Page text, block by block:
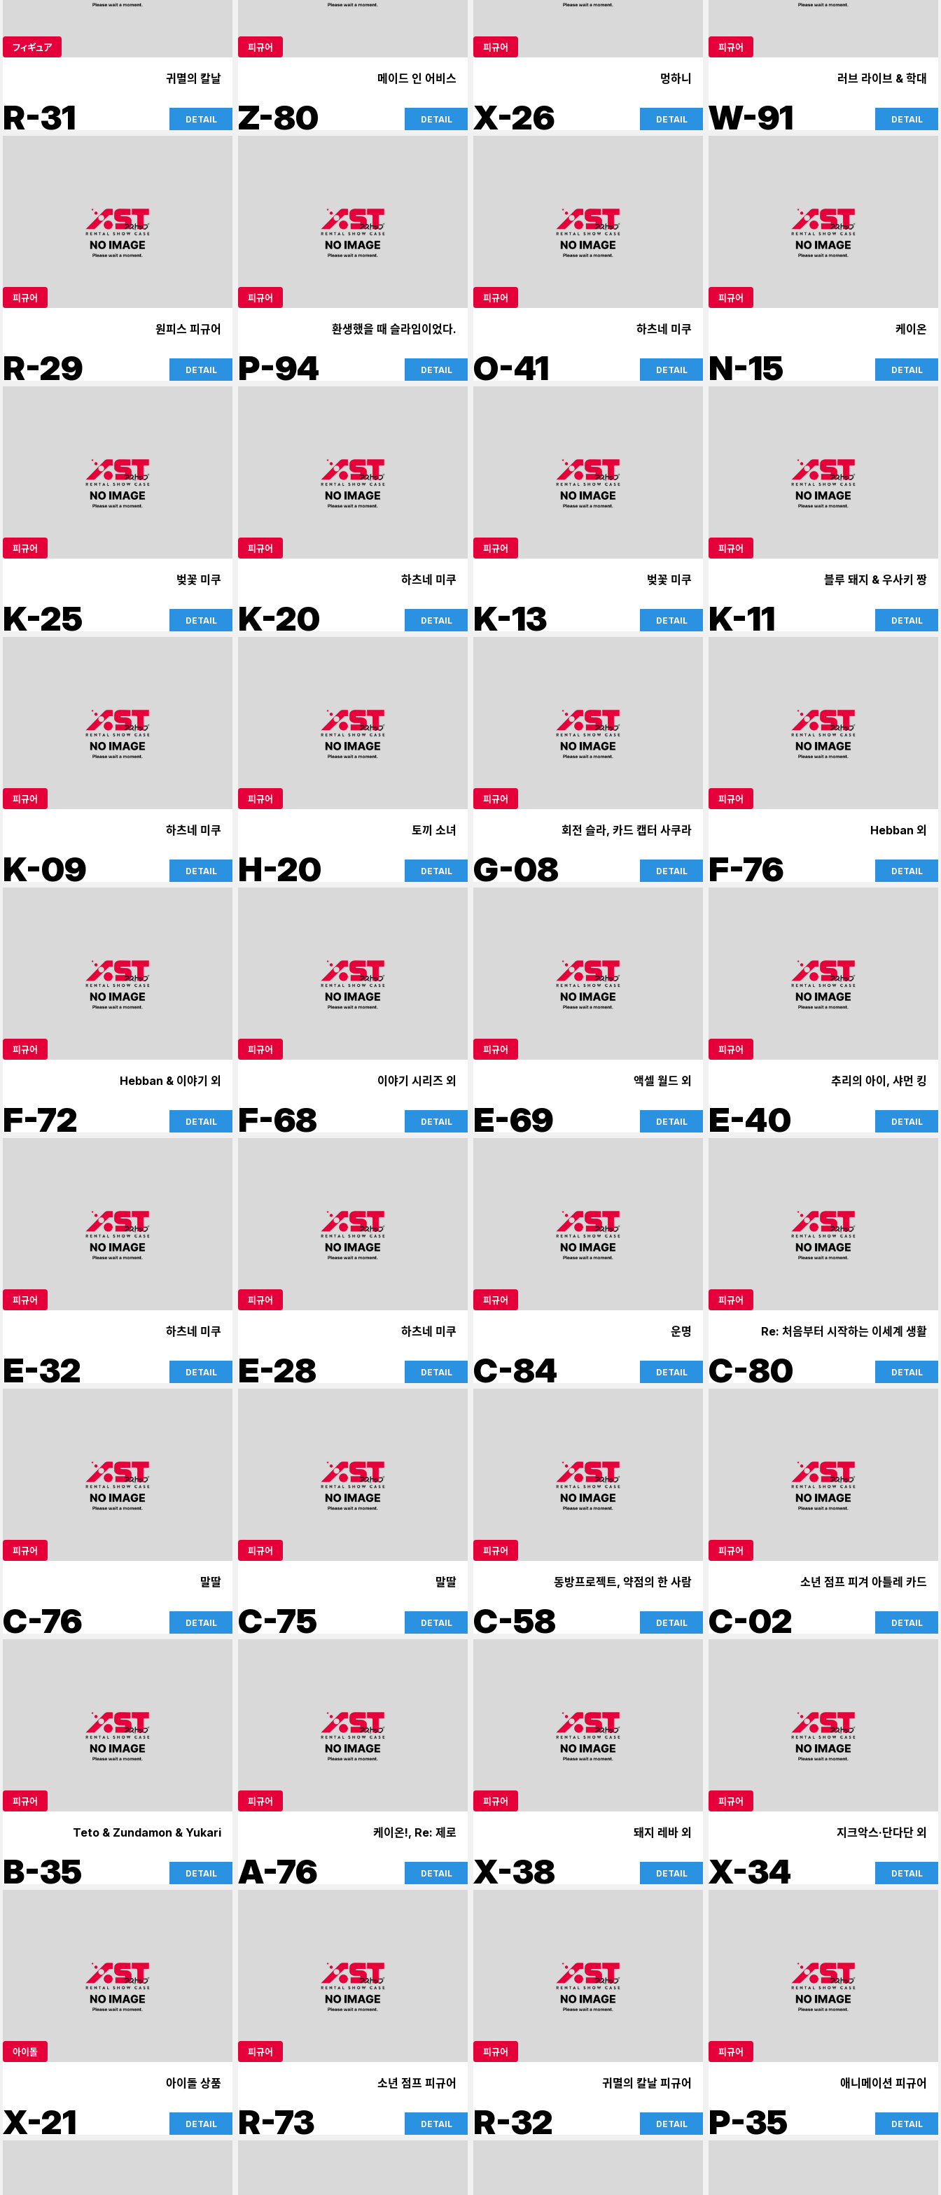
フィギュア
귀멸의 칼날
R-31 DETAIL
피규어
메이드 인 어비스
Z-80 DETAIL
피규어
멍하니
X-26 DETAIL
피규어
러브 라이브 & 학대
W-91 DETAIL
피규어
원피스 피규어
R-29 DETAIL
피규어
환생했을 때 슬라임이었다.
P-94 DETAIL
피규어
하츠네 미쿠
O-41 DETAIL
피규어
케이온
N-15 DETAIL
피규어
벚꽃 미쿠
K-25 DETAIL
피규어
하츠네 미쿠
K-20 DETAIL
피규어
벚꽃 미쿠
K-13 DETAIL
피규어
블루 돼지 & 우사키 짱
K-11 DETAIL
피규어
하츠네 미쿠
K-09 DETAIL
피규어
토끼 소녀
H-20 DETAIL
피규어
회전 슬라, 카드 캡터 사쿠라
G-08 DETAIL
피규어
Hebban 외
F-76 DETAIL
피규어
Hebban & 이야기 외
F-72 DETAIL
피규어
이야기 시리즈 외
F-68 DETAIL
피규어
액셀 월드 외
E-69 DETAIL
피규어
추리의 아이, 샤먼 킹
E-40 DETAIL
피규어
하츠네 미쿠
E-32 DETAIL
피규어
하츠네 미쿠
E-28 DETAIL
피규어
운명
C-84 DETAIL
피규어
Re: 처음부터 시작하는 이세계 생활
C-80 DETAIL
피규어
말딸
C-76 DETAIL
피규어
말딸
C-75 DETAIL
피규어
동방프로젝트, 약점의 한 사람
C-58 DETAIL
피규어
소년 점프 피겨 아틀레 카드
C-02 DETAIL
피규어
Teto & Zundamon & Yukari
B-35 DETAIL
피규어
케이온!, Re: 제로
A-76 DETAIL
피규어
돼지 레바 외
X-38 DETAIL
피규어
지크악스·단다단 외
X-34 DETAIL
아이돌
아이돌 상품
X-21 DETAIL
피규어
소년 점프 피규어
R-73 DETAIL
피규어
귀멸의 칼날 피규어
R-32 DETAIL
피규어
애니메이션 피규어
P-35 DETAIL